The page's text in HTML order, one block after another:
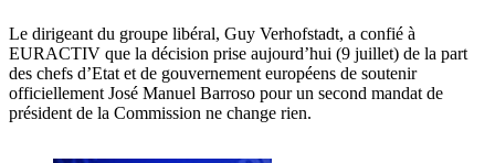
Le dirigeant du groupe libéral, Guy Verhofstadt, a confié à
EURACTIV que la décision prise aujourd’hui (9 juillet) de la part
des chefs d’Etat et de gouvernement européens de soutenir
officiellement José Manuel Barroso pour un second mandat de
président de la Commission ne change rien.